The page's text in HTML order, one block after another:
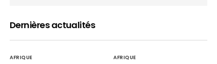
Dernières actualités
AFRIQUE AFRIQUE